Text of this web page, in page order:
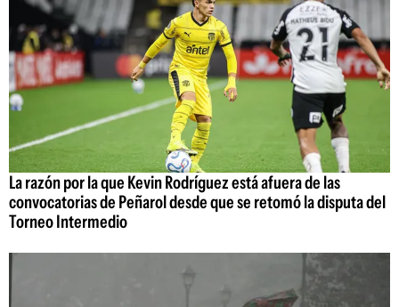
La razón por la que Kevin Rodríguez está afuera de las
convocatorias de Peñarol desde que se retomó la disputa del
Torneo Intermedio